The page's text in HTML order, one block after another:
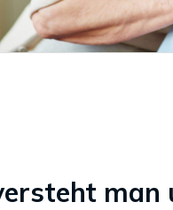
man